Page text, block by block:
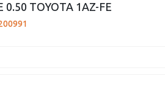
TOYOTA 1AZ-FE